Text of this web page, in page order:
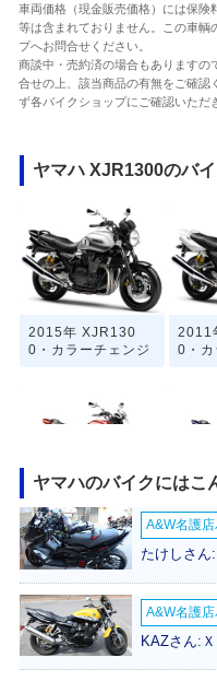
車両価格（現金販売価格）には保険
等は含まれておりません。この車輌
プへお問合せください。
商談中・売約済の場合もありますの
合せの上、該当商品の有無をご確認
ず各バイクショップにご確認いただ
ヤマハ XJR1300のバ
2015年 XJR130
0・カラーチェンジ
2011
0・カ
2008年 XJR130
0・カラーチェンジ
2007
0・
ジ
ヤマハのバイクにはこ
A&W名護
たけしさん
A&W名護
KAZさん: